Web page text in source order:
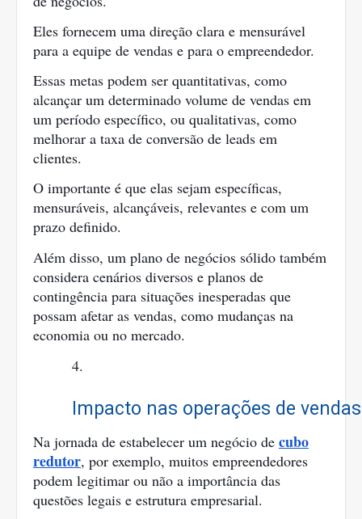
Eles fornecem uma direção clara e mensurável
para a equipe de vendas e para o empreendedor.
Essas metas podem ser quantitativas, como
alcançar um determinado volume de vendas em
um período específico, ou qualitativas, como
melhorar a taxa de conversão de leads em
clientes.
O importante é que elas sejam específicas,
mensuráveis, alcançáveis, relevantes e com um
prazo definido.
Além disso, um plano de negócios sólido também
considera cenários diversos e planos de
contingência para situações inesperadas que
possam afetar as vendas, como mudanças na
economia ou no mercado.
Impacto nas operações de vendas
Na jornada de estabelecer um negócio de cubo
redutor, por exemplo, muitos empreendedores
podem legitimar ou não a importância das
questões legais e estrutura empresarial.